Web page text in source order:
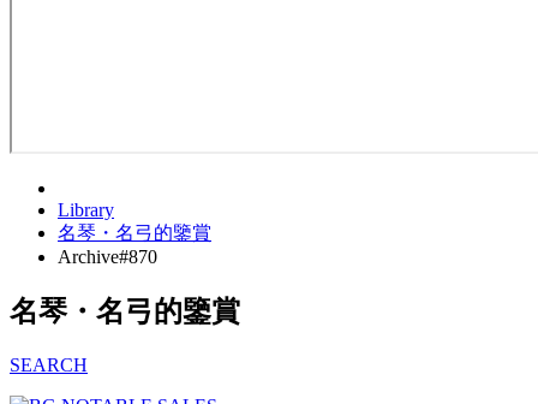
Library
名琴・名弓的鑒賞
Archive#870
名琴・名弓的鑒賞
SEARCH